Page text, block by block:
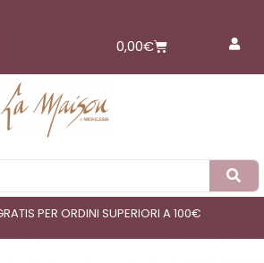
0,00€Carrello
PER ORDINI SUPERIORI A 100€